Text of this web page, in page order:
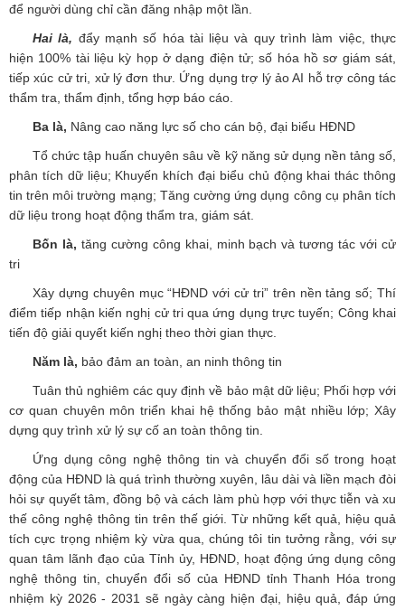
để người dùng chỉ cần đăng nhập một lần.
Hai là, đẩy mạnh số hóa tài liệu và quy trình làm việc, thực
hiện 100% tài liệu kỳ họp ở dạng điện tử; số hóa hồ sơ giám sát,
tiếp xúc cử tri, xử lý đơn thư. Ứng dụng trợ lý ảo AI hỗ trợ công tác
thẩm tra, thẩm định, tổng hợp báo cáo.
Ba là, Nâng cao năng lực số cho cán bộ, đại biểu HĐND
Tổ chức tập huấn chuyên sâu về kỹ năng sử dụng nền tảng số,
phân tích dữ liệu; Khuyến khích đại biểu chủ động khai thác thông
tin trên môi trường mạng; Tăng cường ứng dụng công cụ phân tích
dữ liệu trong hoạt động thẩm tra, giám sát.
Bốn là, tăng cường công khai, minh bạch và tương tác với cử
tri
Xây dựng chuyên mục “HĐND với cử tri” trên nền tảng số; Thí
điểm tiếp nhận kiến nghị cử tri qua ứng dụng trực tuyến; Công khai
tiến độ giải quyết kiến nghị theo thời gian thực.
Năm là, bảo đảm an toàn, an ninh thông tin
Tuân thủ nghiêm các quy định về bảo mật dữ liệu; Phối hợp với
cơ quan chuyên môn triển khai hệ thống bảo mật nhiều lớp; Xây
dựng quy trình xử lý sự cố an toàn thông tin.
Ứng dụng công nghệ thông tin và chuyển đổi số trong hoạt
động của HĐND là quá trình thường xuyên, lâu dài và liền mạch đòi
hỏi sự quyết tâm, đồng bộ và cách làm phù hợp với thực tiễn và xu
thế công nghệ thông tin trên thế giới. Từ những kết quả, hiệu quả
tích cực trọng nhiệm kỳ vừa qua, chúng tôi tin tưởng rằng, với sự
quan tâm lãnh đạo của Tỉnh ủy, HĐND, hoạt động ứng dụng công
nghệ thông tin, chuyển đổi số của HĐND tỉnh Thanh Hóa trong
nhiệm kỳ 2026 - 2031 sẽ ngày càng hiện đại, hiệu quả, đáp ứng